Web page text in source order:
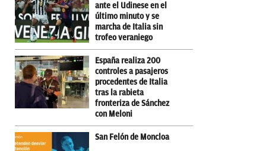
ante el Udinese en el
último minuto y se
marcha de Italia sin
trofeo veraniego
España realiza 200
controles a pasajeros
procedentes de Italia
tras la rabieta
fronteriza de Sánchez
con Meloni
San Felón de Moncloa